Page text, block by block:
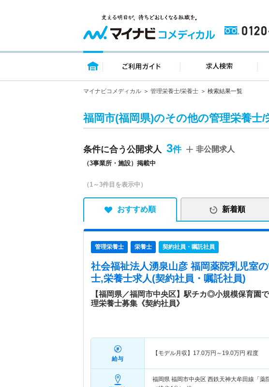
トップページ ご利用ガイド 求
マイナビコメディカル 管理栄養士/栄養士 検索結果一覧
福岡市(福岡県)のその他の管理栄養士/
条件に合う公開求人 3
（3事業所・施設）掲載中
非公開求人
（1～3件目を表示中）
おすすめ順 新着順
管理栄養士 栄養士 契約社員・嘱託社員
社会福祉法人湧泉山彦 福岡薬院乳児室
士,栄養士求人(契約社員・嘱託社員)
【福岡県／福岡市中央区】駅チカ◎小規模保育園
理栄養士募集《契約社員》
給与
【モデル月収】 17.0万円～ 19.0万円 程度
福岡県 福岡市中央区 西鉄天神大牟田線「薬